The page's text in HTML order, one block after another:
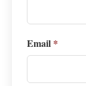
Email *